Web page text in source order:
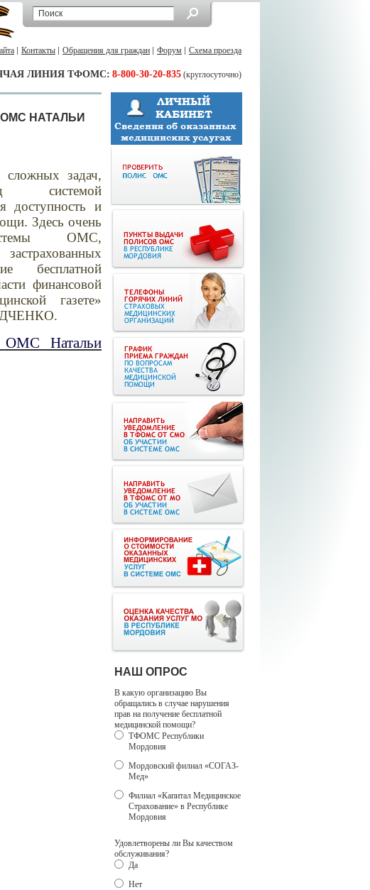
Контакты Обращения для граждан Форум Схема проезда
ЛИНИЯ ТФОМС: 8-800-30-20-835 (круглосуточно)
НАТАЛЬИ
задач,
системой
доступность и
. Здесь очень
ОМС,
бесплатной
финансовой
газете»
ОМС Натальи
НАШ ОПРОС
В какую организацию Вы
обращались в случае нарушения
прав на получение бесплатной
медицинской помощи?
ТФОМС Республики
Мордовия
Мордовский филиал «СОГАЗ-
Мед»
Филиал «Капитал Медицинское
Страхование» в Республике
Мордовия
Удовлетворены ли Вы качеством
обслуживания?
Да
Нет